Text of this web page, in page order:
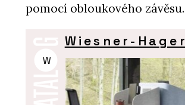
pomocí obloukového závěsu.
W
Wiesner-Hager